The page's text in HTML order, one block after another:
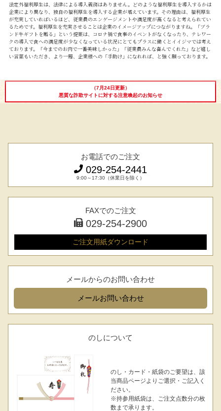
FACEBOOK twitter instagram LINE
法定外福利厚生は、法律による導入義務はありません。どのような福利厚生を導入するかは
企業により異なり、独自の福利厚生を導入する企業が増えています。その理由は、福利厚生
が充実していればいるほど、従業員のエンゲージメントや満足度が高くなると考えられてい
るためです。福利厚生を充実させることは企業のイメージアップにつながりますね。「ブラ
ンド牛ギフトを贈る」という提案は、コロナ禍で食事のイベントがなくなったり、テレワー
クの導入で食への満足度が少なくなっている状況にとてもプラスに働くとイイジマでは考え
ております。「今までのお肉で一番美味しかった」「従業員みんな喜んでくれた」など嬉し
い言葉もいただき、より一層、企業様への「手助け」になれれば、と強く願っております。
（7月24日更新）
悪質な詐欺サイトに対する注意喚起のお知らせ
お電話でのご注文
029-254-2441
9:00～17:30（休業日を除く）
FAXでのご注文
029-254-2900
ご注文用紙ダウンロード
メールからのお問い合わせ
メールお問い合わせ
のしについて
のし・カード・紙袋のご要望は、該
当商品ページよりご選択・ご記入く
ださい。
※持参用紙袋は、ご注文点数分の枚
数まで承ります。